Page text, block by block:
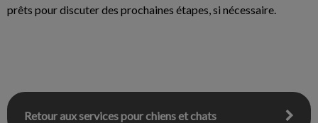
prêts pour discuter des prochaines étapes, si nécessaire.
Retour aux services pour chiens et chats